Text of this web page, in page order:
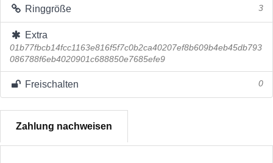
Ringgröße 3
Extra
01b77fbcb14fcc1163e816f5f7c0b2ca40207ef8b609b4eb45db793
086788f6eb4020901c688850e7685efe9
Freischalten 0
Zahlung nachweisen